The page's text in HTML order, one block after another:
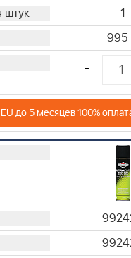
1
995
-
до 5 месяцев 100%